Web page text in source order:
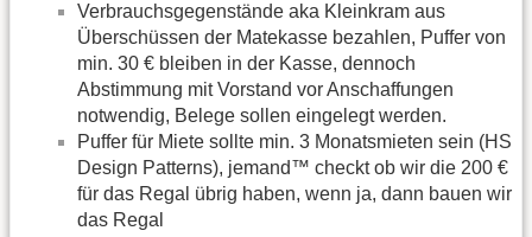
Verbrauchsgegenstände aka Kleinkram aus
Überschüssen der Matekasse bezahlen, Puffer von
min. 30 € bleiben in der Kasse, dennoch
Abstimmung mit Vorstand vor Anschaffungen
notwendig, Belege sollen eingelegt werden.
Puffer für Miete sollte min. 3 Monatsmieten sein (HS
Design Patterns), jemand™ checkt ob wir die 200 €
für das Regal übrig haben, wenn ja, dann bauen wir
das Regal